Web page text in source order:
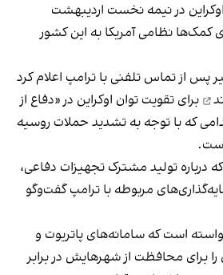
در نیمه نخست اردیبهشت
کمک‌ها نظامی آمریکا به این کشور
روز جمعه ۱۳ تیر پس از تماس تلفنی با ترامپ اعلام کرد
برای تقویت توان اوکراین در «دفاع از
که با توجه به تشدید حملات روسیه
تولید مشترک تجهیزات دفاعی،
مربوطه با ترامپ گفت‌وگو
خواسته است که سامانه‌های پاتریوت و
برای محافظت از شهرهایش در برابر